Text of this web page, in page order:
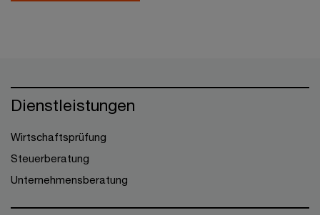
Dienstleistungen
Wirtschaftsprüfung
Steuerberatung
Unternehmensberatung